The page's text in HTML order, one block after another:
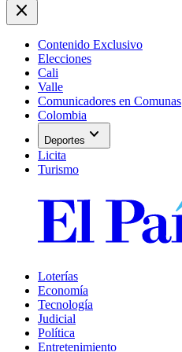
close
Contenido Exclusivo
Elecciones
Cali
Valle
Comunicadores en Comunas
Colombia
Deportes expand_more
Licita
Turismo
Loterías
Economía
Tecnología
Judicial
Política
Entretenimiento